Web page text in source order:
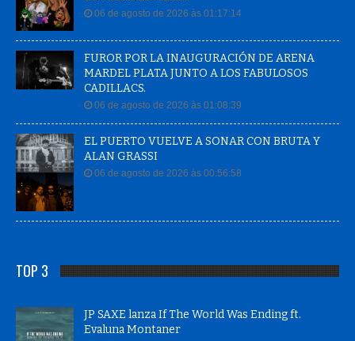
06 de agosto de 2026 às 01:17:14
FUROR POR LA INAUGURACIÓN DE ARENA
MARDEL PLATA JUNTO A LOS FABULOSOS
CADILLACS.
06 de agosto de 2026 às 01:08:39
EL PUERTO VUELVE A SONAR CON BRUTA Y
ALAN GRASSI
06 de agosto de 2026 às 00:56:58
TOP 3
JP SAXE lanza If The World Was Ending ft.
Evaluna Montaner